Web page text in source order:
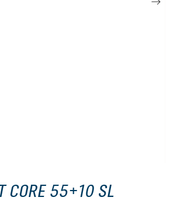
CORE 55+10 SL